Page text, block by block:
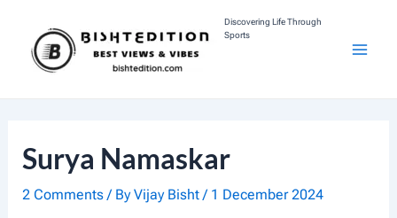
Content
Discovering Life Through
Sports
Surya Namaskar
2 Comments / ByVijay Bisht/ 1 December 2024